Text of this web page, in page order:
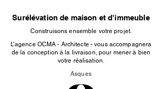
Surélévation de maison et d'immeuble
Construisons ensemble votre projet.
L’agence OCMA - Architecte - vous accompagnera
de la conception à la livraison, pour mener à bien
votre réalisation.
Asques